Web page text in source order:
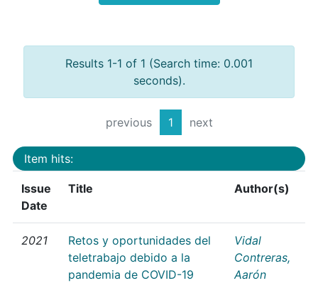
Results 1-1 of 1 (Search time: 0.001
seconds).
previous 1 next
Item hits:
Issue
Date
Title Author(s)
2021
Retos y oportunidades del
teletrabajo debido a la
pandemia de COVID-19
Vidal
Contreras,
Aarón